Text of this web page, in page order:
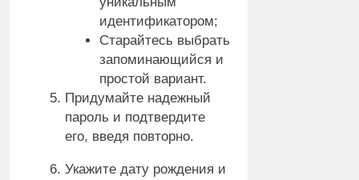
идентификатором;
Старайтесь выбрать
запоминающийся и
простой вариант.
Придумайте надежный
пароль и подтвердите
его, введя повторно.
Укажите дату рождения и